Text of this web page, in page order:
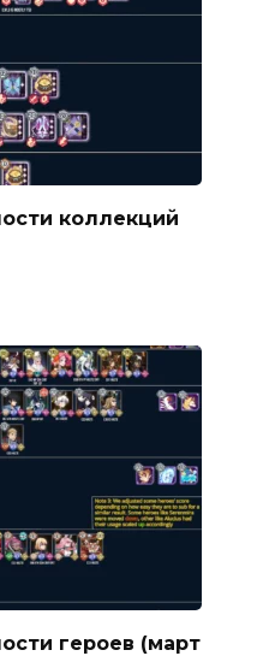
коллекций
героев (март